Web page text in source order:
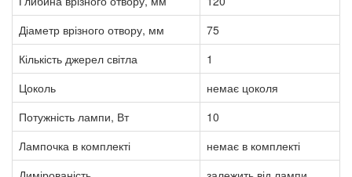
Діаметр врізного отвору, мм
75
Кількість джерел світла
1
Цоколь
немає цоколя
Потужність лампи, Вт
10
Лампочка в комплекті
немає в комплекті